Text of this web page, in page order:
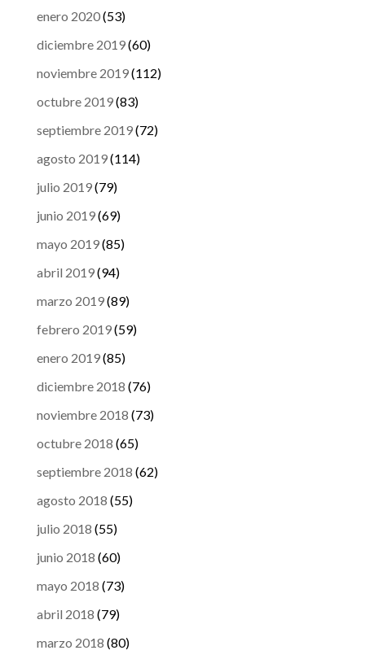
enero 2020(53)
diciembre 2019(60)
noviembre 2019(112)
octubre 2019(83)
septiembre 2019(72)
agosto 2019(114)
julio 2019(79)
junio 2019(69)
mayo 2019(85)
abril 2019(94)
marzo 2019(89)
febrero 2019(59)
enero 2019(85)
diciembre 2018 (76)
noviembre 2018 (73)
octubre 2018 (65)
septiembre 2018 (62)
agosto 2018 (55)
julio 2018 (55)
junio 2018 (60)
mayo 2018 (73)
abril 2018 (79)
marzo 2018 (80)